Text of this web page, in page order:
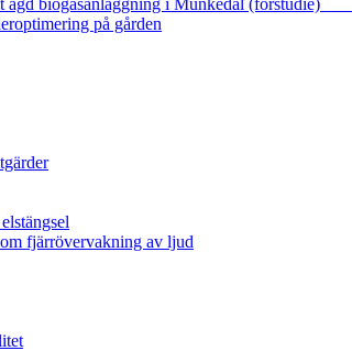
ägd biogasanläggning i Munkedal (förstudie)
på gården
fjärrövervakning av ljud